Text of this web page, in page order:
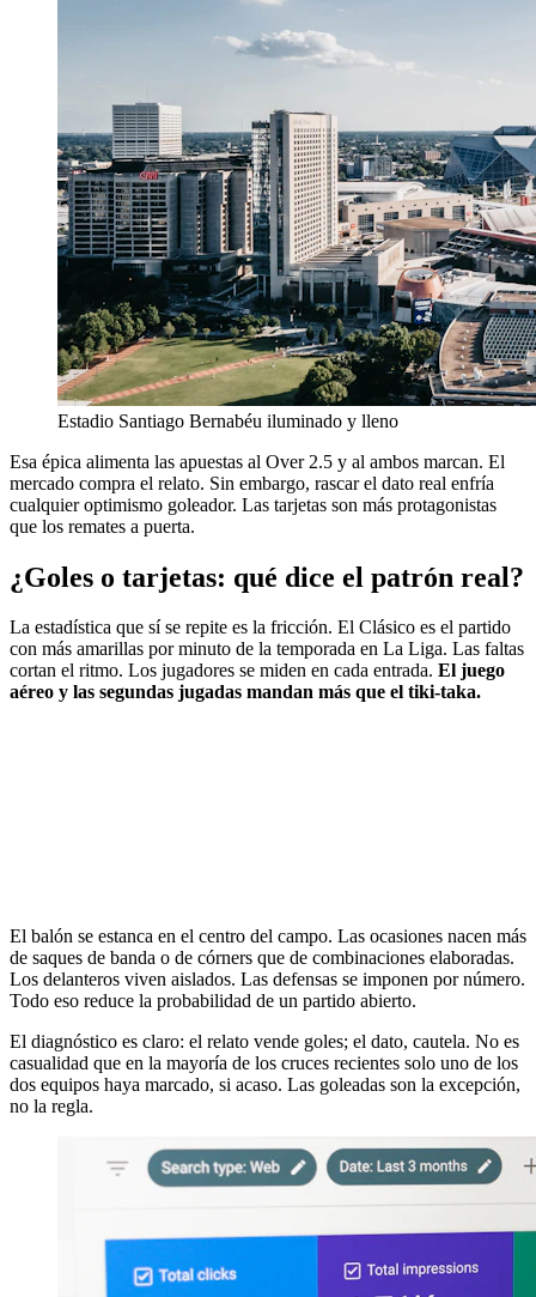
Estadio Santiago Bernabéu iluminado y lleno
Esa épica alimenta las apuestas al Over 2.5 y al ambos marcan. El
mercado compra el relato. Sin embargo, rascar el dato real enfría
cualquier optimismo goleador. Las tarjetas son más protagonistas
que los remates a puerta.
¿Goles o tarjetas: qué dice el patrón real?
La estadística que sí se repite es la fricción. El Clásico es el partido
con más amarillas por minuto de la temporada en La Liga. Las faltas
cortan el ritmo. Los jugadores se miden en cada entrada. El juego
aéreo y las segundas jugadas mandan más que el tiki-taka.
El balón se estanca en el centro del campo. Las ocasiones nacen más
de saques de banda o de córners que de combinaciones elaboradas.
Los delanteros viven aislados. Las defensas se imponen por número.
Todo eso reduce la probabilidad de un partido abierto.
El diagnóstico es claro: el relato vende goles; el dato, cautela. No es
casualidad que en la mayoría de los cruces recientes solo uno de los
dos equipos haya marcado, si acaso. Las goleadas son la excepción,
no la regla.